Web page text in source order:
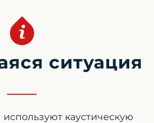
ситуация
каустическую